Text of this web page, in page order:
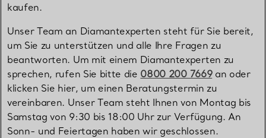
kaufen.
Unser Team an Diamantexperten steht für Sie bereit,
um Sie zu unterstützen und alle Ihre Fragen zu
beantworten. Um mit einem Diamantexperten zu
sprechen, rufen Sie bitte die 0800 200 7669an oder
klicken Sie hier, um einen Beratungstermin zu
vereinbaren. Unser Team steht Ihnen von Montag bis
Samstag von 9:30 bis 18:00 Uhr zur Verfügung. An
Sonn- und Feiertagen haben wir geschlossen.